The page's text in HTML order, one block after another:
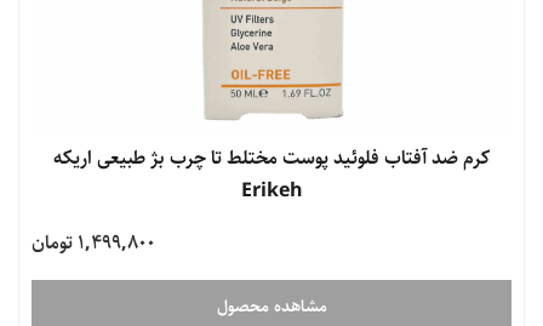
کرم ضد آفتاب فلوئید پوست مختلط تا چرب بژ طبیعی اریکه
Erikeh
1,499,800 تومان
مشاهده محصول